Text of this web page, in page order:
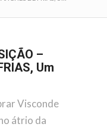
–
Um
Visconde
átrio da